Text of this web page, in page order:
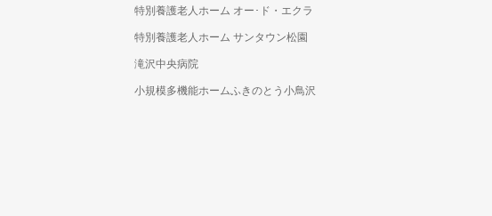
特別養護老人ホーム オー･ド・エクラ
特別養護老人ホーム サンタウン松園
滝沢中央病院
小規模多機能ホームふきのとう小鳥沢